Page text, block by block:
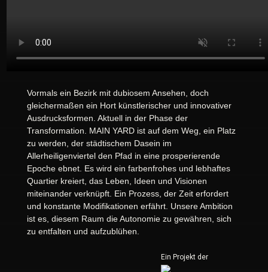
Vormals ein Bezirk mit dubiosem Ansehen, doch
gleichermaßen ein Hort künstlerischer und innovativer
Ausdrucksformen. Aktuell in der Phase der
Transformation. MAIN YARD ist auf dem Weg, ein Platz
zu werden, der städtischem Dasein im
Allerheiligenviertel den Pfad in eine prosperierende
Epoche ebnet. Es wird ein farbenfrohes und lebhaftes
Quartier kreiert, das Leben, Ideen und Visionen
miteinander verknüpft. Ein Prozess, der Zeit erfordert
und konstante Modifikationen erfährt. Unsere Ambition
ist es, diesem Raum die Autonomie zu gewähren, sich
zu entfalten und aufzublühen.
Ein Projekt der